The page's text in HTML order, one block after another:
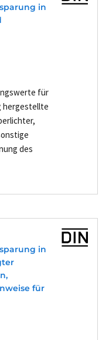
in
für
hergestellte
des
in
für